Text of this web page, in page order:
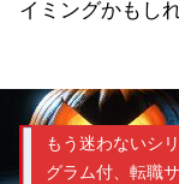
イミングかもし
もう迷わないシ
グラム付、転